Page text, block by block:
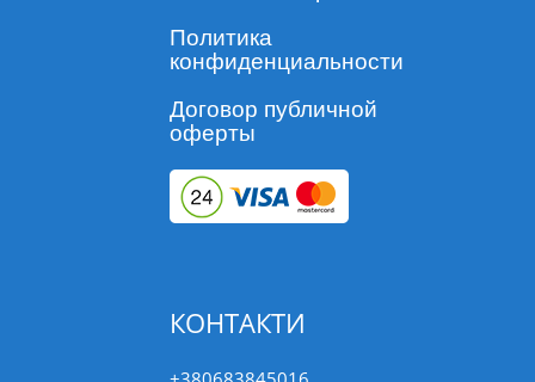
Политика
конфиденциальности
Договор публичной
оферты
КОНТАКТИ